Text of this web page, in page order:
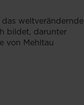
weltverändernde
bildet, darunter
von Mehltau